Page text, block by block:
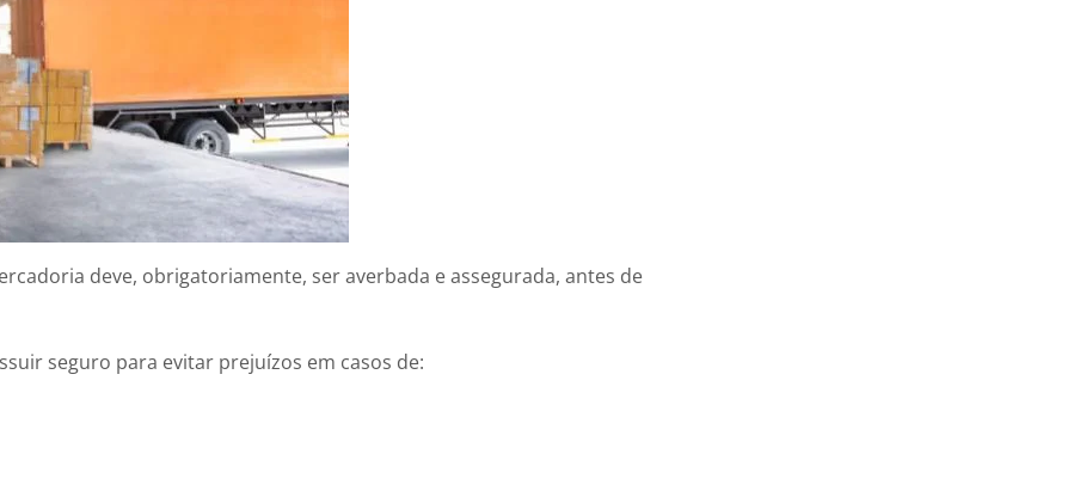
deve, obrigatoriamente, ser averbada e assegurada, antes de
seguro para evitar prejuízos em casos de: